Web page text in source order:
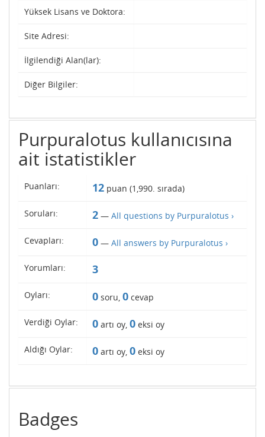
Yüksek Lisans ve Doktora:
Site Adresi:
İlgilendiği Alan(lar):
Diğer Bilgiler:
Purpuralotus kullanıcısına
ait istatistikler
Puanları: 12 puan (1,990. sırada)
Soruları: 2 — All questions by Purpuralotus ›
Cevapları: 0 — All answers by Purpuralotus ›
Yorumları: 3
Oyları: 0 soru, 0 cevap
Verdiği Oylar: 0 artı oy, 0 eksi oy
Aldığı Oylar: 0 artı oy, 0 eksi oy
Badges